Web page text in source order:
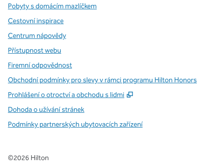
Pobyty s domácím mazlíčkem
Cestovní inspirace
Centrum nápovědy
Přístupnost webu
Firemní odpovědnost
Obchodní podmínky pro slevy v rámci programu Hilton Honors
Prohlášení o otroctví a obchodu s lidmi
,
Dohoda o užívání stránek
Podmínky partnerských ubytovacích zařízení
©2026 Hilton